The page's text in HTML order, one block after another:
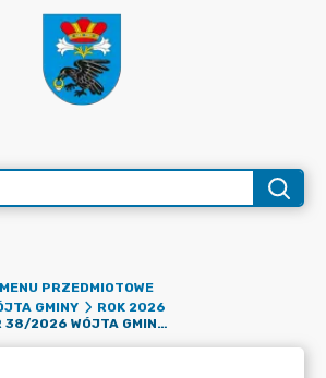
MENU PRZEDMIOTOWE
GMINY
ROK 2026
ZARZĄDZENIE NR 38/2026 WÓJTA GMINY RADZIEJOWICE Z DNIA 04 MAJA 2026 R. W SPRAWIE POWOŁANIA KOMISJI DO PRZEPROWADZENIA EGZAMINU KOŃCZĄCEGO SŁUŻBĘ PRZYGOTOWAWCZĄ.